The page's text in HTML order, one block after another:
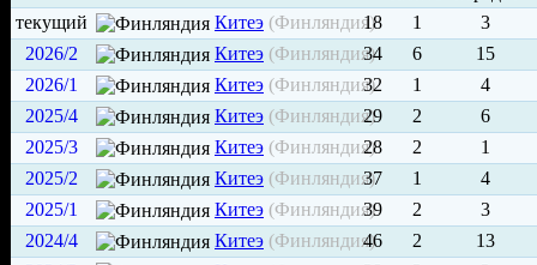
текущий Китеэ (Финляндия)18 1
3
2026/2
Китеэ (Финляндия)34 6
15
2026/1
Китеэ (Финляндия)
32 1
4
2025/4
Китеэ (Финляндия)29 2
6
2025/3
Китеэ (Финляндия)28 2
1
2025/2
Китеэ (Финляндия)37 1
4
2025/1
Китеэ (Финляндия)39 2
3
2024/4
Китеэ (Финляндия)46 2
13